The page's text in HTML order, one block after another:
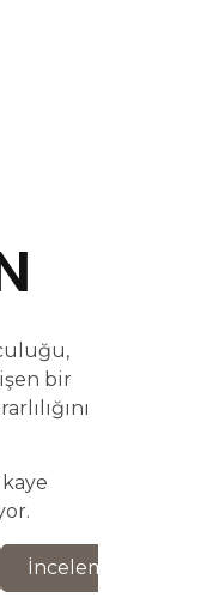
bir
İnceleme